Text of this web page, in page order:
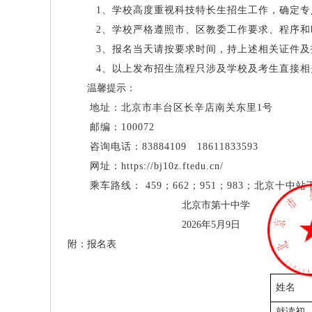
1、学校高度重视科技特长生招生工作，确定
2、学校严格遵照市、区教委工作要求、程序
3、报名当天请按要求时间，持上述相关证件
4、以上发布招生流程只涉及学校及考生直接
温馨提示：
地址：北京市丰台区长辛店南关东里1号
邮编：100072
咨询电话：83884109 18611833593
网址： https://bj10z.ftedu.cn/
乘车路线： 459；662；951；983；北京十中站
北京市第十中学
2026年5月9日
附：报名表
姓名